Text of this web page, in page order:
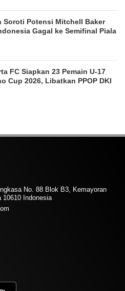
Soroti Potensi Mitchell Baker
Gagal ke Semifinal Piala
FC Siapkan 23 Pemain U-17
Cup 2026, Libatkan PPOP DKI
No. 88 Blok B3, Kemayoran
Indonesia